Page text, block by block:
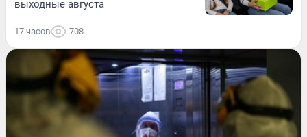
выходные августа
17 часов 708